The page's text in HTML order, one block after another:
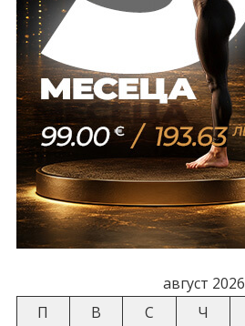
август 2026
П
В С Ч